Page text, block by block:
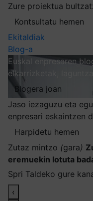
Zure proiektua
Kontsultatu hemen
Ekitaldiak
Blog-a
Euskal enpresaren
elkarrizketak,
Blogera joan
Jaso iezaguzu eta
enpresari eskaintzen
Harpidetu hemen
Zutaz mintzo (gara)
eremuekin lotuta
Spri Taldeko gure
‹